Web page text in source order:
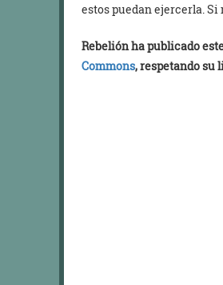
estos puedan ejercerla.
Rebelión ha publicado
Commons, respetando su